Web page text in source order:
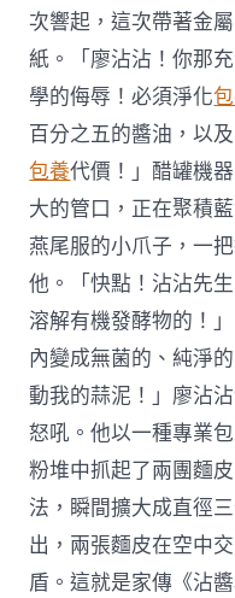
次響起，這次帶著金
紙。「廖沾沾！你那
學的侮辱！必須淨化
百分之五的醬油，以
包養代價！」醋罐機
大的管口，正在聚積
燕尾服的小爪子，一
他。「快點！沾沾先
溶解有機發酵物的！
內變成無菌的、純淨
動我的蒜泥！」廖沾
怒吼。他以一種專業
粉堆中抓起了兩團麵
法，瞬間擴大成直徑
出，兩張麵皮在空中
盾。這就是家傳《沾